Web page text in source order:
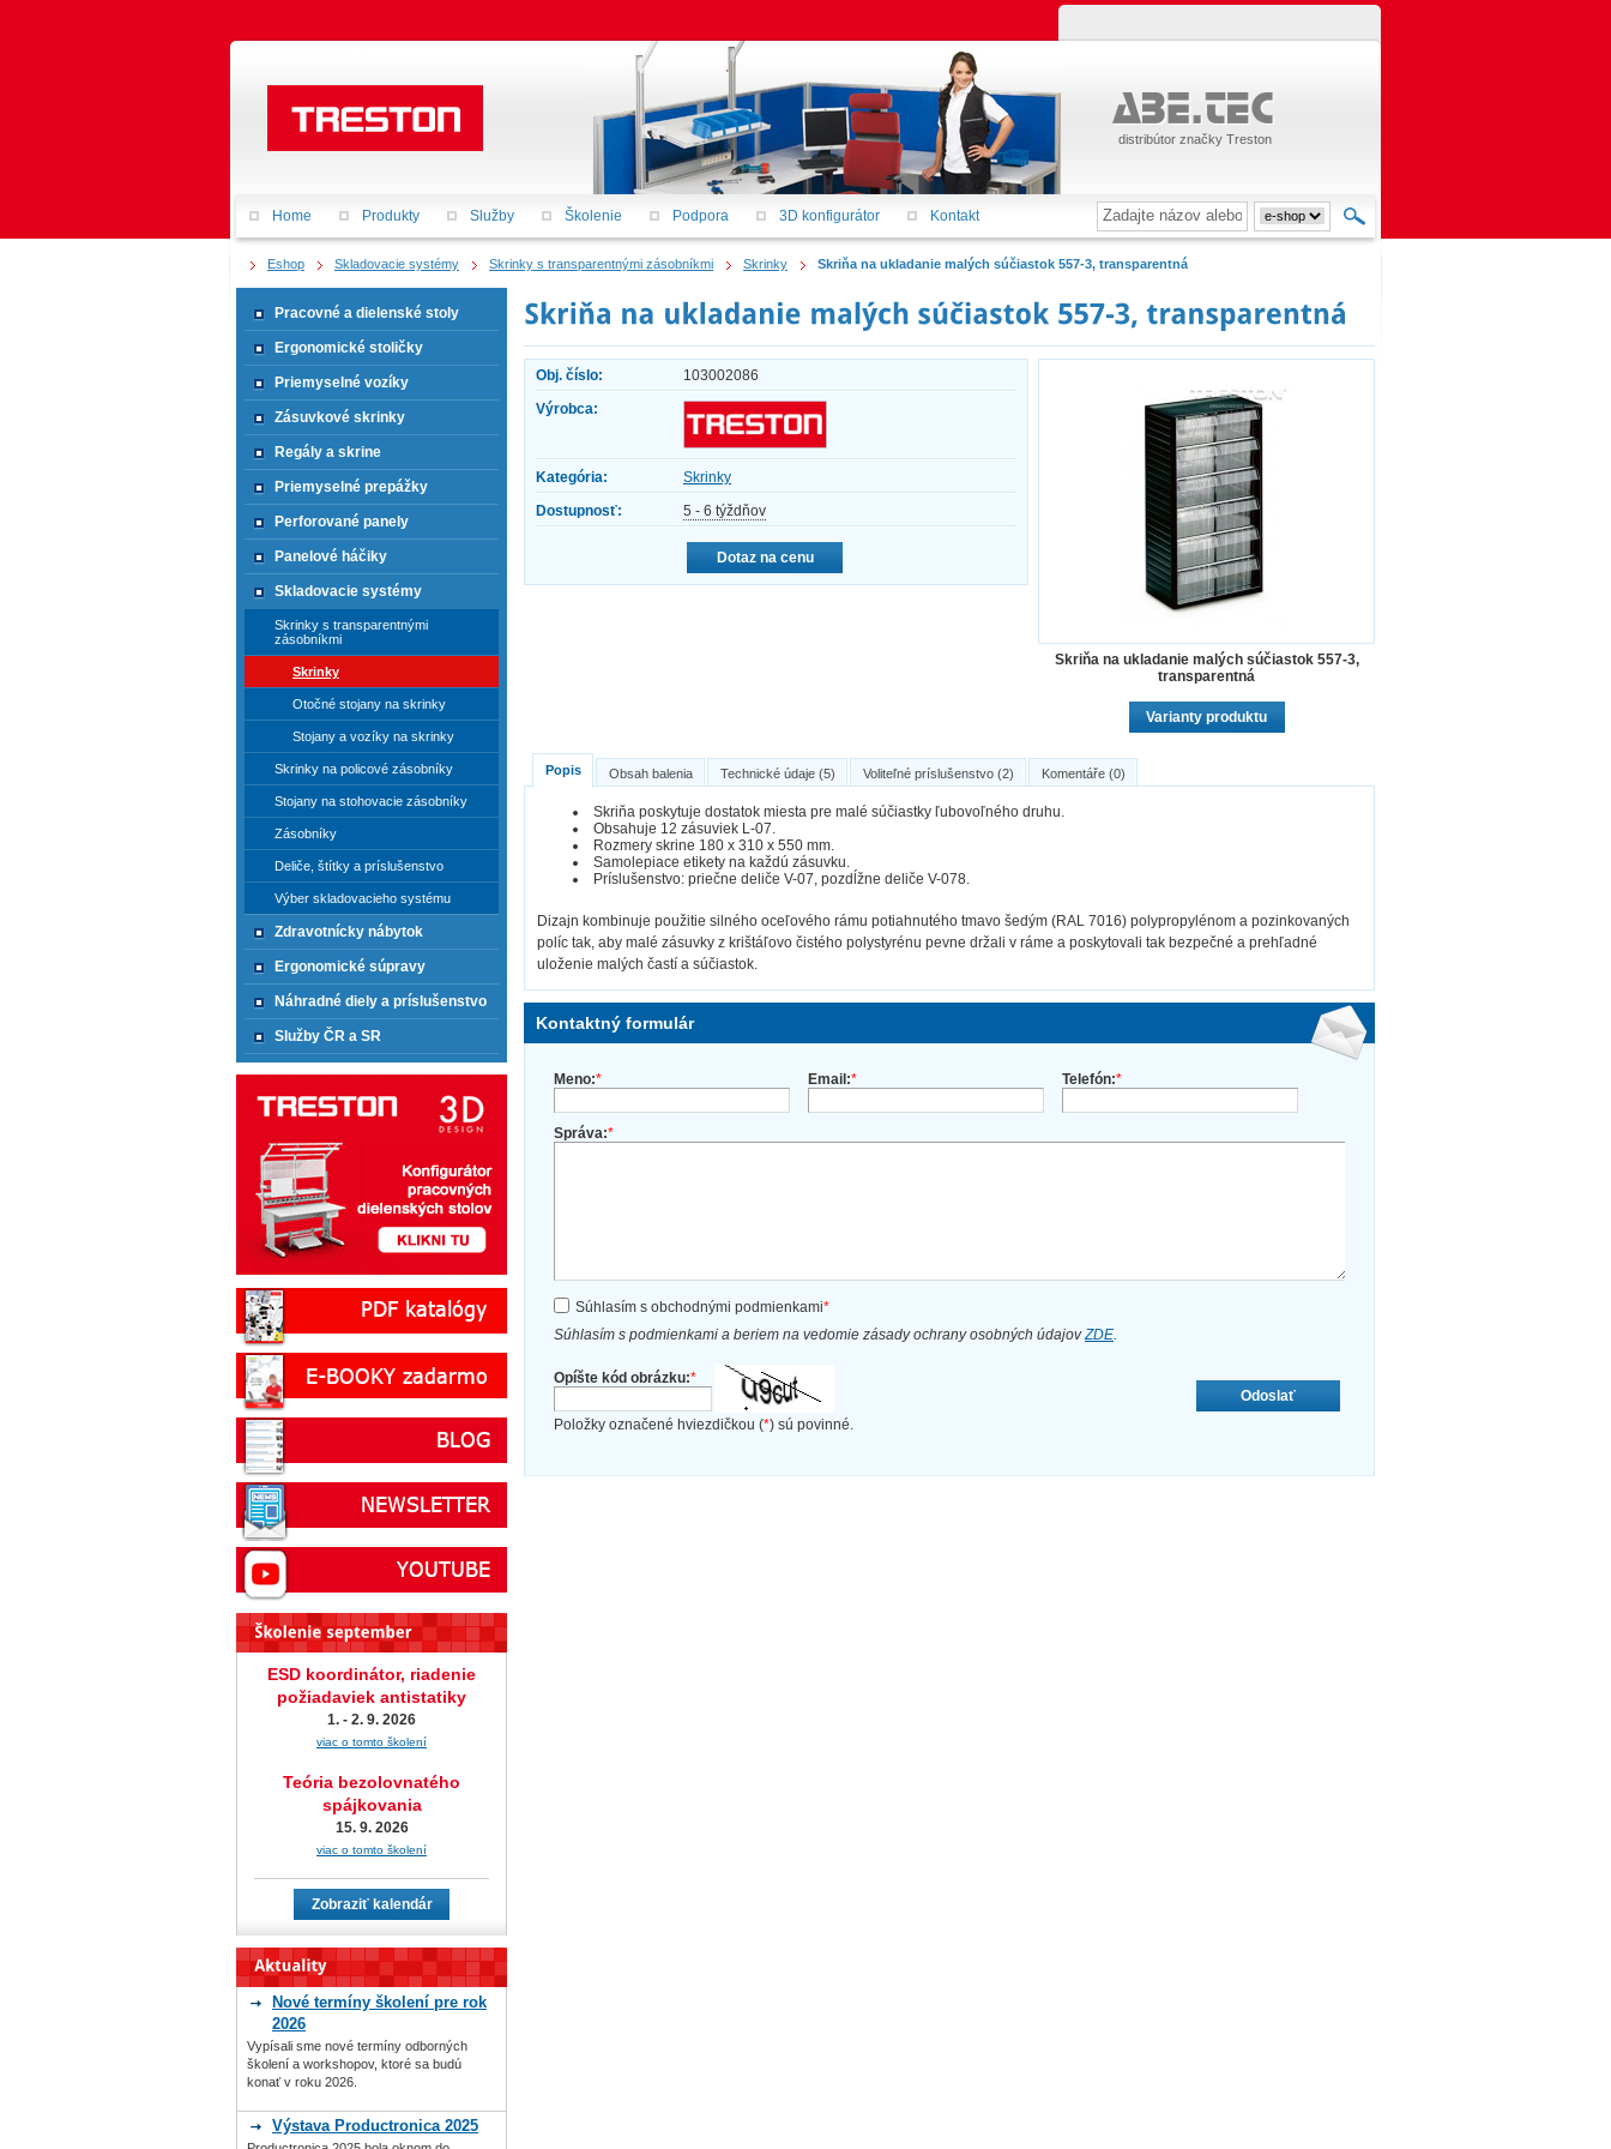
Eshop Skladovacie systémy Skrinky s transparentnými zásobníkmi Skrinky Skriňa na ukladanie malých súčiastok 557-3, transparentná
Obj. číslo:
103002086
Výrobca:
Kategória:
Skrinky
Dostupnosť:
5 - 6 týždňov
Dotaz na cenu
Skriňa na ukladanie malých súčiastok 557-3,
transparentná
Varianty produktu
Popis Obsah balenia Technické údaje (5) Voliteľné príslušenstvo (2) Komentáře (0)
Skriňa poskytuje dostatok miesta pre malé súčiastky ľubovoľného druhu.
Obsahuje 12 zásuviek L-07.
Rozmery skrine 180 x 310 x 550 mm.
Samolepiace etikety na každú zásuvku.
Príslušenstvo: priečne deliče V-07, pozdĺžne deliče V-078.
Dizajn kombinuje použitie silného oceľového rámu potiahnutého tmavo šedým (RAL 7016) polypropylénom a pozinkovaných
políc tak, aby malé zásuvky z krištáľovo čistého polystyrénu pevne držali v ráme a poskytovali tak bezpečné a prehľadné
uloženie malých častí a súčiastok.
Kontaktný formulár
Meno:* Email:* Telefón:*
Správa:*
Súhlasím s obchodnými podmienkami*
Súhlasím s podmienkami a beriem na vedomie zásady ochrany osobných údajovZDE.
Opíšte kód obrázku:*
Položky označené hviezdičkou (*) sú povinné.
Odoslať
Pracovné a dielenské stoly
Ergonomické stoličky
Priemyselné vozíky
Zásuvkové skrinky
Regály a skrine
Priemyselné prepážky
Perforované panely
Panelové háčiky
Skladovacie systémy
Skrinky s transparentnými
zásobníkmi
Skrinky
Otočné stojany na skrinky
Stojany a vozíky na skrinky
Skrinky na policové zásobníky
Stojany na stohovacie zásobníky
Zásobníky
Deliče, štítky a príslušenstvo
Výber skladovacieho systému
Zdravotnícky nábytok
Ergonomické súpravy
Náhradné diely a príslušenstvo
Služby ČR a SR
ESD koordinátor, riadenie
požiadaviek antistatiky
1. - 2. 9. 2026
viac o tomto školení
Teória bezolovnatého
spájkovania
15. 9. 2026
viac o tomto školení
Zobraziť kalendár
Nové termíny školení pre rok
2026
Vypísali sme nové termíny odborných
školení a workshopov, ktoré sa budú
konať v roku 2026.
Výstava Productronica 2025
distribútor značky Treston
Home Produkty Služby Školenie Podpora 3D konfigurátor Kontakt